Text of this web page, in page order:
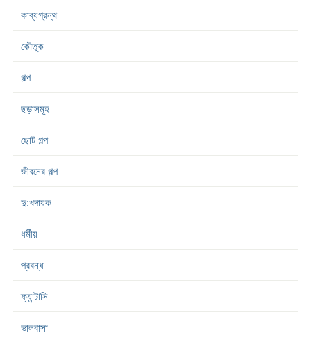
কাব্যগ্রন্থ
কৌতুক
গল্প
ছড়াসমূহ
ছোট গল্প
জীবনের গল্প
দু:খদায়ক
ধর্মীয়
প্রবন্ধ
ফ্যান্টাসি
ভালবাসা